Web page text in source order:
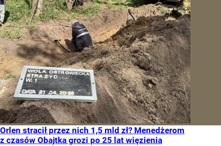
Orlen stracił przez nich 1,5 mld zł? Menedżerom
z czasów Obajtka grozi po 25 lat więzienia